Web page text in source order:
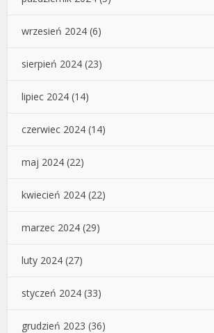
wrzesień 2024 (6)
sierpień 2024 (23)
lipiec 2024 (14)
czerwiec 2024 (14)
maj 2024 (22)
kwiecień 2024 (22)
marzec 2024 (29)
luty 2024 (27)
styczeń 2024 (33)
grudzień 2023 (36)